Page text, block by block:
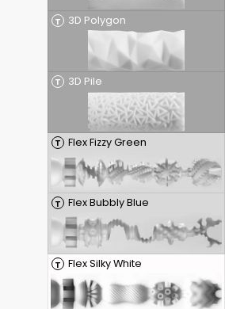
T 3D Polygon
T 3D Pile
T Flex Fizzy Green
T Flex Bubbly Blue
T Flex Silky White